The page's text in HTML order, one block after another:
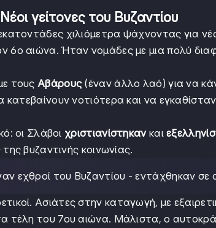
γείτονες του Βυζαντίου
χιλιόμετρα ψάχνοντας για
6ο αιώνα. Ήταν νομάδες με μια πολύ
τους Αβάρους(έναν άλλο λαό) για να
νοτιότερα και να
οι Σλάβοι χριστιανίστηκανκαι
βυζαντινής κοινωνίας.
εχθροί του Βυζαντίου - εντάχθηκαν σε
Ασιάτες στην καταγωγή, με
τέλη του 7ου αιώνα. Μάλιστα, ο